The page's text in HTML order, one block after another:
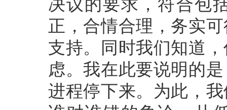
决议的要求，符合包
正，合情合理，务实
支持。同时我们知道
虑。我在此要说明的
进程停下来。为此，